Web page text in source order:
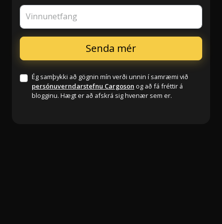
Vinnunetfang
Ég samþykki að gögnin mín verði unnin í samræmi við
persónuverndarstefnu Cargoson og að fá fréttir á
blogginu. Hægt er að afskrá sig hvenær sem er.